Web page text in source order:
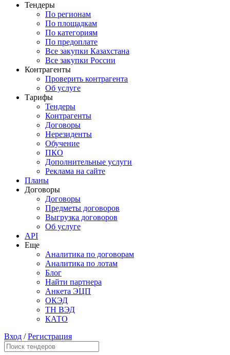
Тендеры
По регионам
По площадкам
По категориям
По предоплате
Все закупки Казахстана
Все закупки России
Контрагенты
Проверить контрагента
Об услуге
Тарифы
Тендеры
Контрагенты
Договоры
Нерезиденты
Обучение
ПКО
Дополнительные услуги
Реклама на сайте
Планы
Договоры
Договоры
Предметы договоров
Выгрузка договоров
Об услуге
API
Еще
Аналитика по договорам
Аналитика по лотам
Блог
Найти партнера
Анкета ЭЦП
ОКЭД
ТН ВЭД
КАТО
Вход /Регистрация